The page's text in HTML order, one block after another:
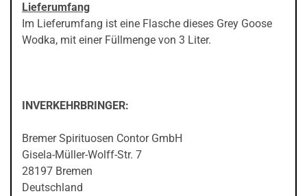
Lieferumfang
Im Lieferumfang ist eine Flasche dieses Grey Goose
Wodka, mit einer Füllmenge von 3 Liter.
INVERKEHRBRINGER:
Bremer Spirituosen Contor GmbH
Gisela-Müller-Wolff-Str. 7
28197 Bremen
Deutschland